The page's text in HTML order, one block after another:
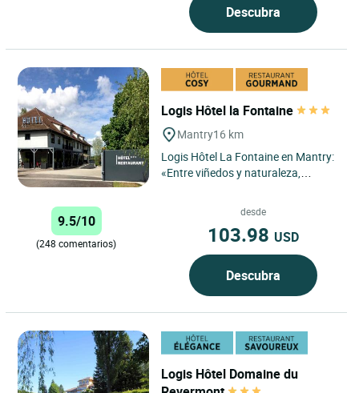
Descubra
Logis Hôtel la Fontaine
Mantry16 km
Logis Hôtel La Fontaine en Mantry:
«Entre viñedos y naturaleza,
9.5/10
(248 comentarios)
desde
103.98 USD
Descubra
Logis Hôtel Domaine du